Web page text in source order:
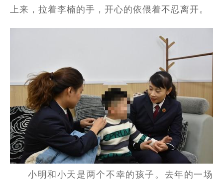
上来，拉着李楠的手，开心的依偎着不忍离开。
小明和小天是两个不幸的孩子。去年的一场